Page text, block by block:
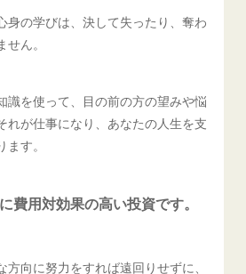
身の学びは、決して失ったり、奪わ
ん。
識を使って、目の前の方の望みや悩
れが仕事になり、あなたの人生を支
す。
費用対効果の高い投資です。
向に努力をすれば遠回りせずに、